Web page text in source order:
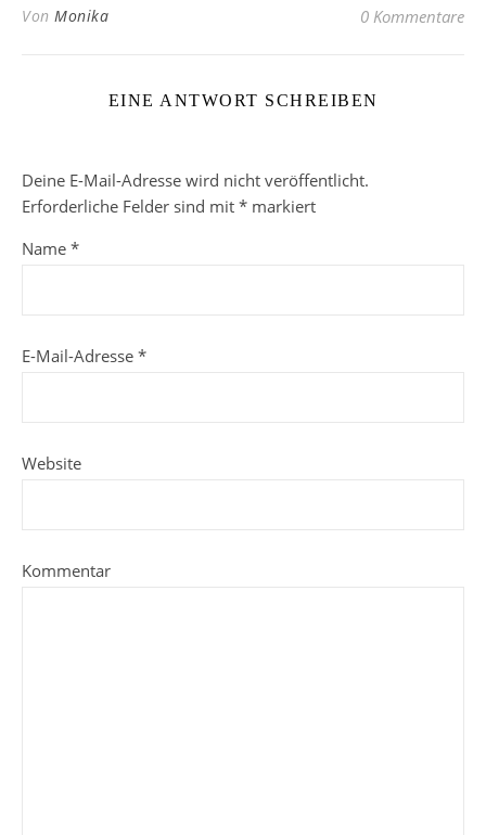
Von Monika 0 Kommentare
EINE ANTWORT SCHREIBEN
Deine E-Mail-Adresse wird nicht veröffentlicht.
Erforderliche Felder sind mit * markiert
Name *
E-Mail-Adresse *
Website
Kommentar